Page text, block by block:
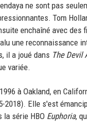
ne sont pas
Tom
enchaîné avec des
une reconnaissance
il a joué dans The Devil
variée.
à Oakland, en
2018). Elle s'est
la série HBO Euphoria,